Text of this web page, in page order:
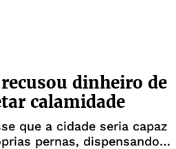
dinheiro de
calamidade
que a cidade seria capaz
pernas, dispensando